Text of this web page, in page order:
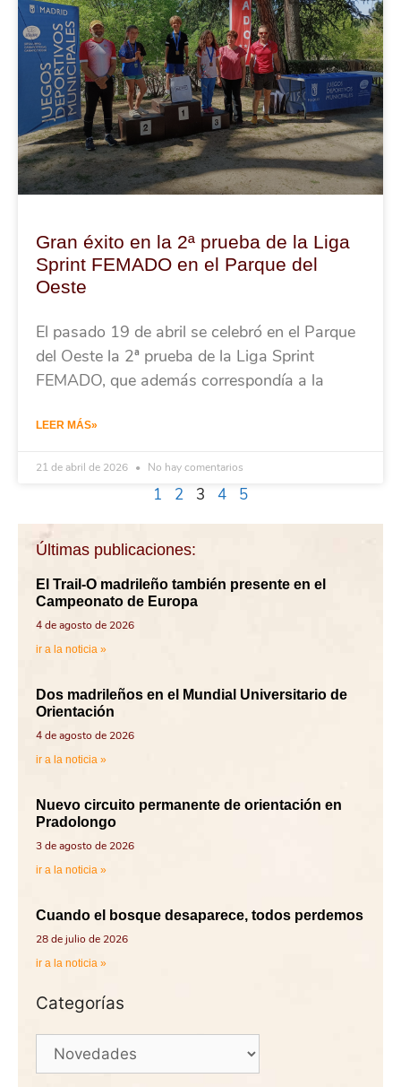
Gran éxito en la 2ª prueba de la Liga
Sprint FEMADO en el Parque del
Oeste
El pasado 19 de abril se celebró en el Parque
del Oeste la 2ª prueba de la Liga Sprint
FEMADO, que además correspondía a la
LEER MÁS»
21 de abril de 2026 No hay comentarios
1 2 3 4 5
Últimas publicaciones:
El Trail-O madrileño también presente en el
Campeonato de Europa
4 de agosto de 2026
ir a la noticia »
Dos madrileños en el Mundial Universitario de
Orientación
4 de agosto de 2026
ir a la noticia »
Nuevo circuito permanente de orientación en
Pradolongo
3 de agosto de 2026
ir a la noticia »
Cuando el bosque desaparece, todos perdemos
28 de julio de 2026
ir a la noticia »
Categorías